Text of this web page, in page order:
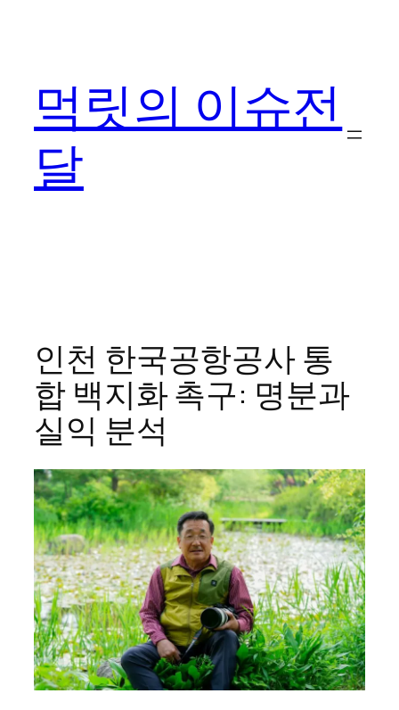
먹릿의 이슈전
달
인천 한국공항공사 통
합 백지화 촉구: 명분과
실익 분석